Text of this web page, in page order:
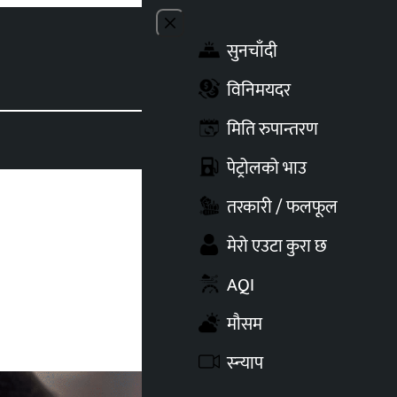
Close menu
सुनचाँदी
विनिमयदर
मिति रुपान्तरण
पेट्रोलको भाउ
तरकारी / फलफूल
मेरो एउटा कुरा छ
AQI
मौसम
स्न्याप